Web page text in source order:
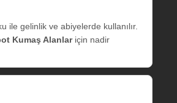
ile gelinlik ve abiyelerde kullanılır.
Kumaş Alanlariçin nadir